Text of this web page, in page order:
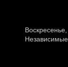
Воскресенье,